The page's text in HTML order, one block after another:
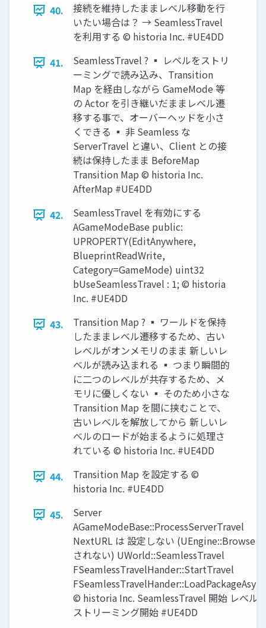
40.
接続を維持したままレベル移動を行
いたい場合は？ → SeamlessTravel
を利用する © historia Inc. #UE4DD
41.
SeamlessTravel ? ▪ レベルをストリ
ーミングで読み込み、Transition
Map を経由しながら GameMode 等
の Actor を引き継いだままレベル遷
移する事で、オーバーヘッドを小さ
くできる ▪ 非 Seamless な
ServerTravel と違い、Client との接
続は保持したまま BeforeMap
Transition Map © historia Inc.
AfterMap #UE4DD
42.
SeamlessTravel を有効にする
AGameModeBase public:
UPROPERTY(EditAnywhere,
BlueprintReadWrite,
Category=GameMode) uint32
bUseSeamlessTravel : 1; © historia
Inc. #UE4DD
43.
Transition Map ? ▪ ワールドを保持
したままレベル遷移するため、古い
レベルがオンメモリのまま 新しいレ
ベルが読み込まれる ▪ つまり瞬間的
に二つのレベルが共存するため、メ
モリに優しくない ▪ そのため小さな
Transition Map を間に挟むことで、
古いレベルを解放してから 新しいレ
ベルのロードが始まるように処理さ
れている © historia Inc. #UE4DD
44.
Transition Map を設定する ©
historia Inc. #UE4DD
45.
Server
AGameModeBase::ProcessServerTravel
NextURL は 設定しない (UEngine::Browse
されない) UWorld::SeamlessTravel
FSeamlessTravelHander::StartTravel
FSeamlessTravelHander::LoadPackageAsync
© historia Inc. SeamlessTravel 開始 レベル
ストリーミング開始 #UE4DD